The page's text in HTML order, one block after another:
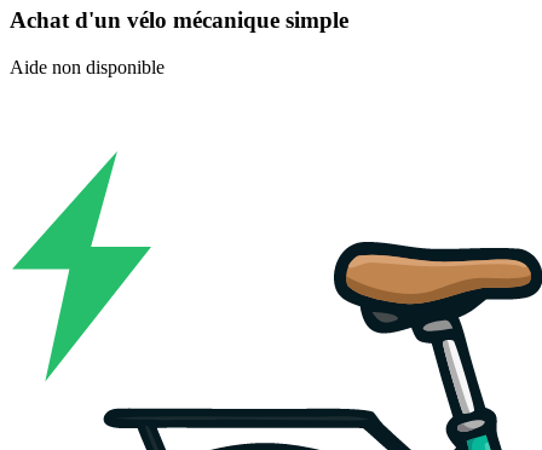
Achat d'un vélo mécanique simple
Aide non disponible